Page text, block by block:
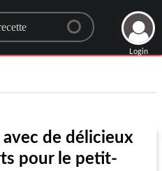
Login
avec de délicieux
pour le petit-